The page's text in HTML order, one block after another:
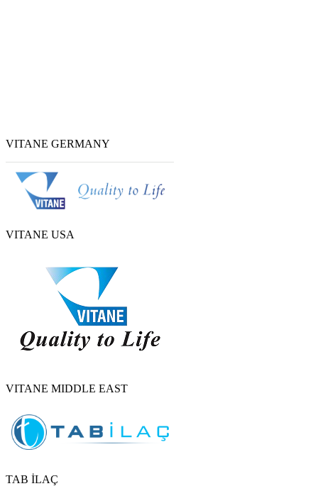
VITANE GERMANY
VITANE USA
VITANE MIDDLE EAST
TAB İLAÇ